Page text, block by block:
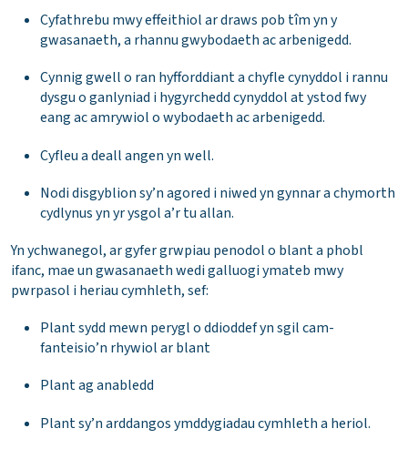
Cyfathrebu mwy effeithiol ar draws pob tîm yn y
gwasanaeth, a rhannu gwybodaeth ac arbenigedd.
Cynnig gwell o ran hyfforddiant a chyfle cynyddol i rannu
dysgu o ganlyniad i hygyrchedd cynyddol at ystod fwy
eang ac amrywiol o wybodaeth ac arbenigedd.
Cyfleu a deall angen yn well.
Nodi disgyblion sy’n agored i niwed yn gynnar a chymorth
cydlynus yn yr ysgol a’r tu allan.
Yn ychwanegol, ar gyfer grwpiau penodol o blant a phobl
ifanc, mae un gwasanaeth wedi galluogi ymateb mwy
pwrpasol i heriau cymhleth, sef:
Plant sydd mewn perygl o ddioddef yn sgil cam-
fanteisio’n rhywiol ar blant
Plant ag anabledd
Plant sy’n arddangos ymddygiadau cymhleth a heriol.